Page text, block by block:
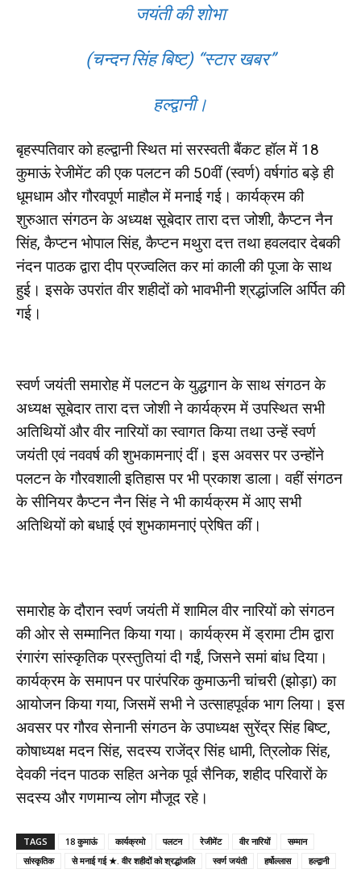
जयंती की शोभा
(चन्दन सिंह बिष्ट) “स्टार खबर”
हल्द्वानी।
बृहस्पतिवार को हल्द्वानी स्थित मां सरस्वती बैंकट हॉल में 18
कुमाऊं रेजीमेंट की एक पलटन की 50वीं (स्वर्ण) वर्षगांठ बड़े ही
धूमधाम और गौरवपूर्ण माहौल में मनाई गई। कार्यक्रम की
शुरुआत संगठन के अध्यक्ष सूबेदार तारा दत्त जोशी, कैप्टन नैन
सिंह, कैप्टन भोपाल सिंह, कैप्टन मथुरा दत्त तथा हवलदार देबकी
नंदन पाठक द्वारा दीप प्रज्वलित कर मां काली की पूजा के साथ
हुई। इसके उपरांत वीर शहीदों को भावभीनी श्रद्धांजलि अर्पित की
गई।
स्वर्ण जयंती समारोह में पलटन के युद्धगान के साथ संगठन के
अध्यक्ष सूबेदार तारा दत्त जोशी ने कार्यक्रम में उपस्थित सभी
अतिथियों और वीर नारियों का स्वागत किया तथा उन्हें स्वर्ण
जयंती एवं नववर्ष की शुभकामनाएं दीं। इस अवसर पर उन्होंने
पलटन के गौरवशाली इतिहास पर भी प्रकाश डाला। वहीं संगठन
के सीनियर कैप्टन नैन सिंह ने भी कार्यक्रम में आए सभी
अतिथियों को बधाई एवं शुभकामनाएं प्रेषित कीं।
समारोह के दौरान स्वर्ण जयंती में शामिल वीर नारियों को संगठन
की ओर से सम्मानित किया गया। कार्यक्रम में ड्रामा टीम द्वारा
रंगारंग सांस्कृतिक प्रस्तुतियां दी गईं, जिसने समां बांध दिया।
कार्यक्रम के समापन पर पारंपरिक कुमाऊनी चांचरी (झोड़ा) का
आयोजन किया गया, जिसमें सभी ने उत्साहपूर्वक भाग लिया। इस
अवसर पर गौरव सेनानी संगठन के उपाध्यक्ष सुरेंद्र सिंह बिष्ट,
कोषाध्यक्ष मदन सिंह, सदस्य राजेंद्र सिंह धामी, त्रिलोक सिंह,
देवकी नंदन पाठक सहित अनेक पूर्व सैनिक, शहीद परिवारों के
सदस्य और गणमान्य लोग मौजूद रहे।
TAGS 18 कुमाऊं कार्यक्रमो पलटन रेजीमेंट वीर नारियों
सम्मान
सांस्कृतिक
से मनाई गई ★. वीर शहीदों को श्रद्धांजलि स्वर्ण जयंती हर्षोल्लास हल्द्वानी